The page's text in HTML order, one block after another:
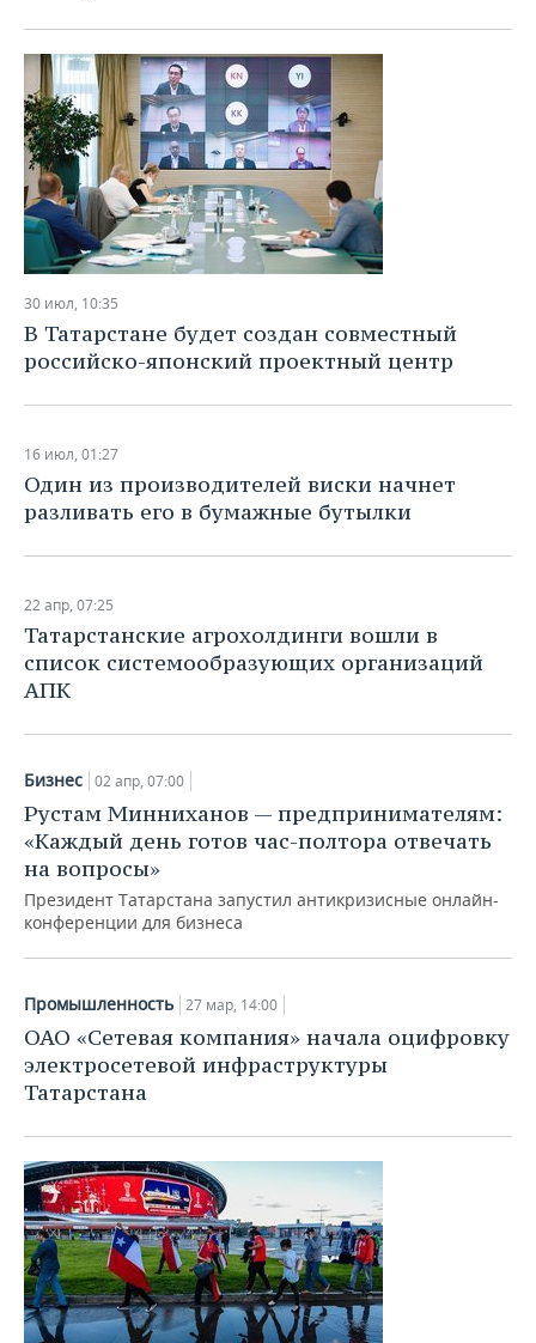
30 июл, 10:35
В Татарстане будет создан совместный
российско-японский проектный центр
16 июл, 01:27
Один из производителей виски начнет
разливать его в бумажные бутылки
22 апр, 07:25
Татарстанские агрохолдинги вошли в
список системообразующих организаций
АПК
Бизнес 02 апр, 07:00
Рустам Минниханов — предпринимателям:
«Каждый день готов час-полтора отвечать
на вопросы»
Президент Татарстана запустил антикризисные онлайн-
конференции для бизнеса
Промышленность 27 мар, 14:00
ОАО «Сетевая компания» начала оцифровку
электросетевой инфраструктуры
Татарстана